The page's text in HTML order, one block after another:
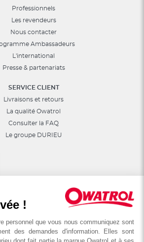
!
personnel que vous nous communiquez sont
des demandes d'information. Elles sont
Professionnels
Les revendeurs
Nous contacter
Ambassadeurs
L'international
Presse & partenariats
SERVICE CLIENT
Livraisons et retours
La qualité Owatrol
Consulter la FAQ
Le groupe DURIEU
sur les réseaux sociaux :
jeux, promotions…